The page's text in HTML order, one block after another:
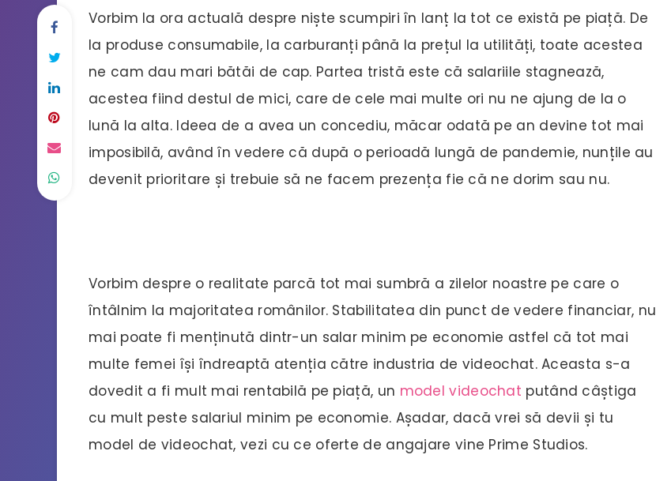
Vorbim la ora actuală despre niște scumpiri în lanț la tot ce există pe piață. De
la produse consumabile, la carburanți până la prețul la utilități, toate acestea
ne cam dau mari bătăi de cap. Partea tristă este că salariile stagnează,
acestea fiind destul de mici, care de cele mai multe ori nu ne ajung de la o
lună la alta. Ideea de a avea un concediu, măcar odată pe an devine tot mai
imposibilă, având în vedere că după o perioadă lungă de pandemie, nunțile au
devenit prioritare și trebuie să ne facem prezența fie că ne dorim sau nu.
Vorbim despre o realitate parcă tot mai sumbră a zilelor noastre pe care o
întâlnim la majoritatea românilor. Stabilitatea din punct de vedere financiar, nu
mai poate fi menținută dintr-un salar minim pe economie astfel că tot mai
multe femei își îndreaptă atenția către industria de videochat. Aceasta s-a
dovedit a fi mult mai rentabilă pe piață, un model videochat putând câștiga
cu mult peste salariul minim pe economie. Așadar, dacă vrei să devii și tu
model de videochat, vezi cu ce oferte de angajare vine Prime Studios.